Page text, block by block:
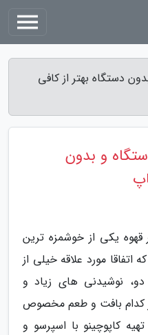
دستگاه بهتر از کافی
و بدون
یکی از خوشمزه ترین
اتفاقا مورد علاقه خیلی از
نوشیدنی های زیاد و
کدام بافت و طعم مخصوص
کاپوچینو با اسپرسو و